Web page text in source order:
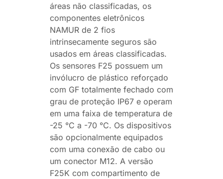
áreas não classificadas, os
componentes eletrônicos
NAMUR de 2 fios
intrinsecamente seguros são
usados em áreas classificadas.
Os sensores F25 possuem um
invólucro de plástico reforçado
com GF totalmente fechado com
grau de proteção IP67 e operam
em uma faixa de temperatura de
-25 °C a -70 °C. Os dispositivos
são opcionalmente equipados
com uma conexão de cabo ou
um conector M12. A versão
F25K com compartimento de